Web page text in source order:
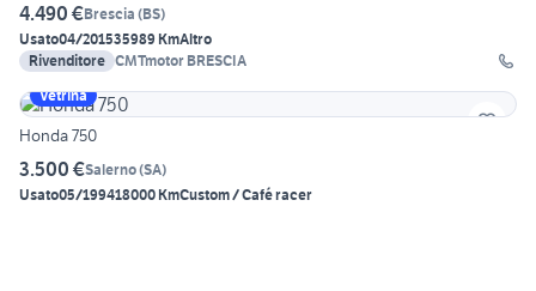
4.490 €Brescia (BS)
Usato04/201535989 KmAltro
Rivenditore CMTmotor BRESCIA
Vetrina
Honda 750
3.500 €Salerno(SA)
Usato05/199418000 KmCustom / Café racer